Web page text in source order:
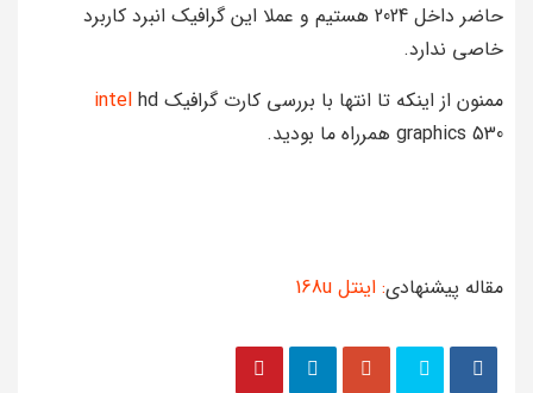
حاضر داخل 2024 هستیم و عملا این گرافیک انبرد کاربرد
خاصی ندارد.
ممنون از اینکه تا انتها با بررسی کارت گرافیک
intel hd
graphics 530 همرراه ما بودید.
مقاله پیشنهادی: اینتل 168u